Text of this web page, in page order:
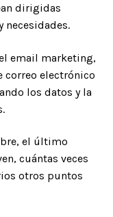
dirigidas
necesidades.
email marketing,
correo electrónico
los datos y la
el último
cuántas veces
otros puntos